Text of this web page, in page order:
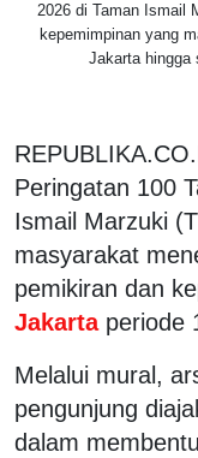
2026 di Taman Ismail
kepemimpinan yang
Jakarta hingga
Peringatan 100
Ismail Marzuki
masyarakat
pemikiran dan
Jakarta periode
Melalui mural,
pengunjung
dalam